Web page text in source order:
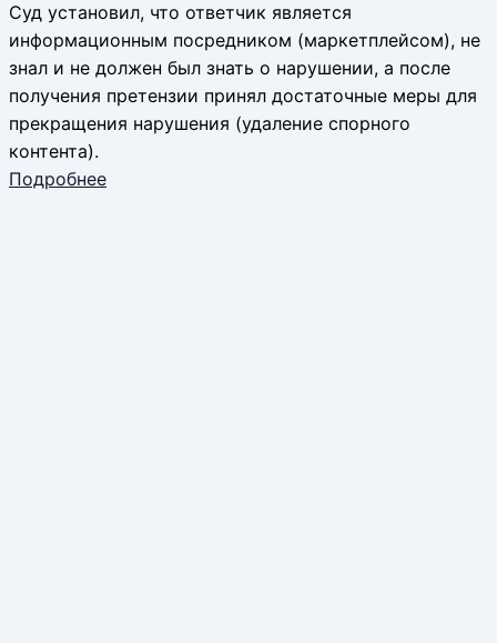
Суд установил, что ответчик является
информационным посредником (маркетплейсом), не
знал и не должен был знать о нарушении, а после
получения претензии принял достаточные меры для
прекращения нарушения (удаление спорного
контента).
Подробнее